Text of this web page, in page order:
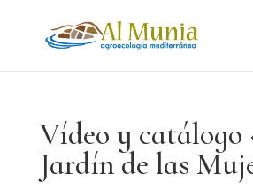
Vídeo y catálogo
Jardín de las